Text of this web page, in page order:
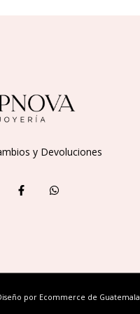
y Devoluciones
por Ecommerce de Guatemala